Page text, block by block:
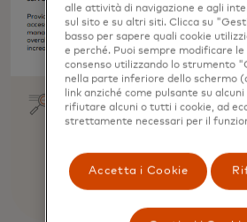
alle attività di navigazione e agli
sul sito e su altri siti. Clicca su
basso per sapere quali cookie
e perché. Puoi sempre modificare
consenso utilizzando lo strumento
nella parte inferiore dello schermo
link anziché come pulsante su
rifiutare alcuni o tutti i cookie, ad
strettamente necessari per il
Accetta i Cookie